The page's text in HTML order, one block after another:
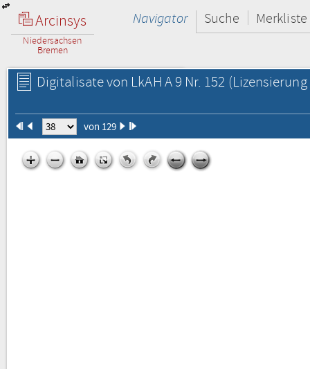
Arcinsys
Niedersachsen
Bremen
Navigator Suche Merkliste
Digitalisate von LkAH A 9 Nr. 152
von 129